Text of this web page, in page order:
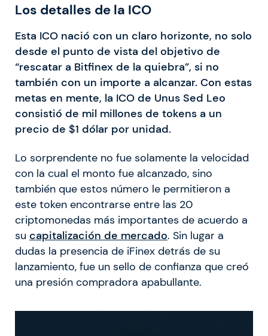
Los detalles de la ICO
Esta ICO nació con un claro horizonte, no solo
desde el punto de vista del objetivo de
“rescatar a Bitfinex de la quiebra”, si no
también con un importe a alcanzar. Con estas
metas en mente, la ICO de Unus Sed Leo
consistió de mil millones de tokens a un
precio de $1 dólar por unidad.
Lo sorprendente no fue solamente la velocidad
con la cual el monto fue alcanzado, sino
también que estos número le permitieron a
este token encontrarse entre las 20
criptomonedas más importantes de acuerdo a
su capitalización de mercado. Sin lugar a
dudas la presencia de iFinex detrás de su
lanzamiento, fue un sello de confianza que creó
una presión compradora apabullante.